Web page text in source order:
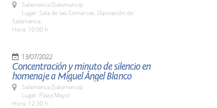
Salamanca (Salamanca)
Lugar: Sala de las Comarcas. Diputación de
Salamanca.
Hora: 10:00 h.
13/07/2022
Concentración y minuto de silencio en
homenaje a Miguel Ángel Blanco
Salamanca (Salamanca)
Lugar: Plaza Mayor
Hora: 12:30 h.